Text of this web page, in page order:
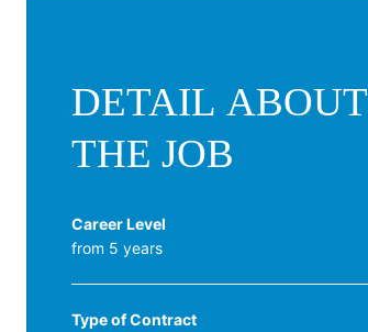
DETAIL ABOUT
THE JOB
Career Level
from 5 years
Type of Contract